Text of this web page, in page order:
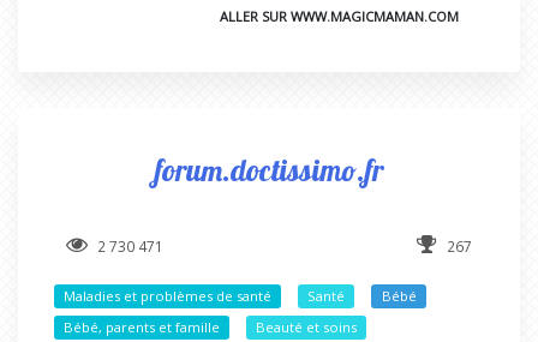
ALLER SUR WWW.MAGICMAMAN.COM
forum.doctissimo.fr
2 730 471 267
Maladies et problèmes de santé Santé
Bébé
Bébé, parents et famille
Beauté et soins